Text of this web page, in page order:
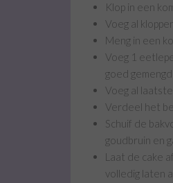
Klop in een
Voeg al
Meng in een
Voeg 1
goed gemengd
Voeg al
Verdeel het
Schuif de
goudbruin en
Laat de cake
volledig laten